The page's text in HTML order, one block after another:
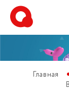
Главная